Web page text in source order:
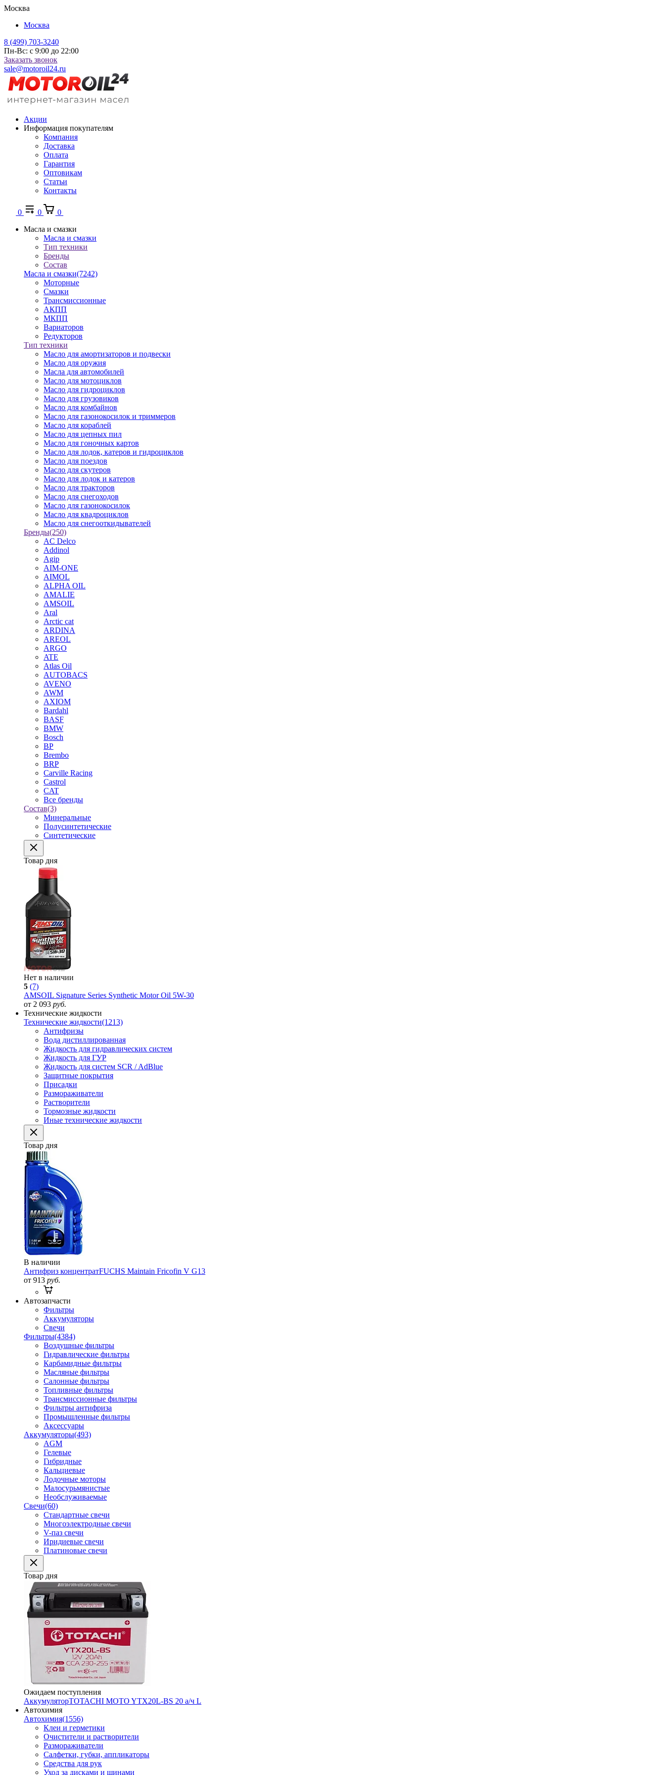
Москва
Москва
8 (499) 703-3240
Пн-Вс: с 9:00 до 22:00
Заказать звонок
sale@motoroil24.ru
Акции
Информация покупателям
Компания
Доставка
Оплата
Гарантия
Оптовикам
Статьи
Контакты
0 0
0
Масла и смазки
Масла и смазки
Тип техники
Бренды
Состав
Масла и смазки(7242)
Моторные
Смазки
Трансмиссионные
АКПП
МКПП
Вариаторов
Редукторов
Тип техники
Масло для амортизаторов и подвески
Масло для оружия
Масла для автомобилей
Масло для мотоциклов
Масло для гидроциклов
Масло для грузовиков
Масло для комбайнов
Масло для газонокосилок и триммеров
Масло для кораблей
Масло для цепных пил
Масло для гоночных картов
Масло для лодок, катеров и гидроциклов
Масло для поездов
Масло для скутеров
Масло для лодок и катеров
Масло для тракторов
Масло для снегоходов
Масло для газонокосилок
Масло для квадроциклов
Масло для снегооткидывателей
Бренды(250)
AC Delco
Addinol
Agip
AIM-ONE
AIMOL
ALPHA OIL
AMALIE
AMSOIL
Aral
Arctic cat
ARDINA
AREOL
ARGO
ATE
Atlas Oil
AUTOBACS
AVENO
AWM
AXIOM
Bardahl
BASF
BMW
Bosch
BP
Brembo
BRP
Carville Racing
Castrol
CAT
Все бренды
Состав(3)
Минеральные
Полусинтетические
Синтетические
Товар дня
Нет в наличии
5 (7)
AMSOIL Signature Series Synthetic Motor Oil 5W-30
от 2 093 руб.
Технические жидкости
Технические жидкости(1213)
Антифризы
Вода дистиллированная
Жидкость для гидравлических систем
Жидкость для ГУР
Жидкость для систем SCR / AdBlue
Защитные покрытия
Присадки
Размораживатели
Растворители
Тормозные жидкости
Иные технические жидкости
Товар дня
В наличии
Антифриз концентратFUCHS Maintain Fricofin V G13
от 913 руб.
Автозапчасти
Фильтры
Аккумуляторы
Свечи
Фильтры(4384)
Воздушные фильтры
Гидравлические фильтры
Карбамидные фильтры
Масляные фильтры
Салонные фильтры
Топливные фильтры
Трансмиссионные фильтры
Фильтры антифриза
Промышленные фильтры
Аксессуары
Аккумуляторы(493)
AGM
Гелевые
Гибридные
Кальциевые
Лодочные моторы
Малосурьмянистые
Необслуживаемые
Свечи(60)
Стандартные свечи
Многоэлектродные свечи
V-паз свечи
Иридиевые свечи
Платиновые свечи
Товар дня
Ожидаем поступления
АккумуляторTOTACHI MOTO YTX20L-BS 20 а/ч L
Автохимия
Автохимия(1556)
Клеи и герметики
Очистители и растворители
Размораживатели
Салфетки, губки, аппликаторы
Средства для рук
Уход за дисками и шинами